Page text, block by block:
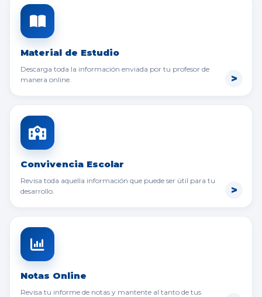
Material de Estudio
Descarga toda la información enviada por tu profesor de
manera online.
Convivencia Escolar
Revisa toda aquella información que puede ser útil para tu
desarrollo.
Notas Online
Revisa tu informe de notas y mantente al tanto de tus